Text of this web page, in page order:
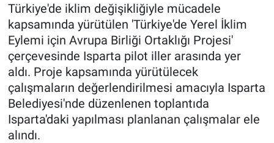
Türkiye'de iklim değişikliğiyle mücadele
kapsamında yürütülen 'Türkiye'de Yerel İklim
Eylemi için Avrupa Birliği Ortaklığı Projesi'
çerçevesinde Isparta pilot iller arasında yer
aldı. Proje kapsamında yürütülecek
çalışmaların değerlendirilmesi amacıyla Isparta
Belediyesi'nde düzenlenen toplantıda
Isparta'daki yapılması planlanan çalışmalar ele
alındı.